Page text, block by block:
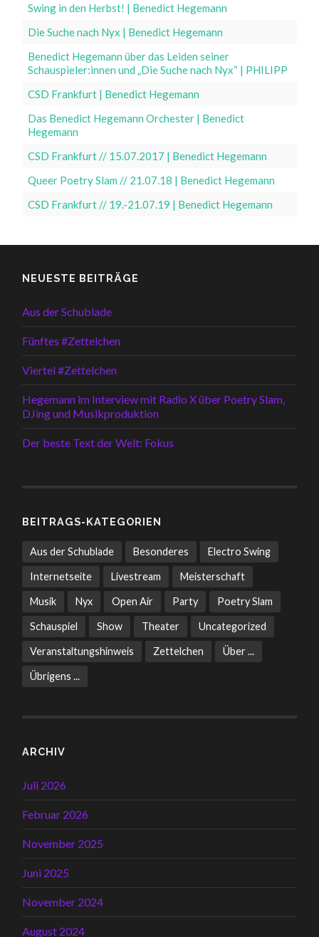
Swing in den Herbst! | Benedict Hegemann
Die Suche nach Nyx | Benedict Hegemann
Benedict Hegemann über das Leiden seiner
Schauspieler:innen und „Die Suche nach Nyx“ | PHILIPP
CSD Frankfurt | Benedict Hegemann
Das Benedict Hegemann Orchester | Benedict
Hegemann
CSD Frankfurt // 15.07.2017 | Benedict Hegemann
Queer Poetry Slam // 21.07.18 | Benedict Hegemann
CSD Frankfurt // 19.-21.07.19 | Benedict Hegemann
NEUESTE BEITRÄGE
Aus der Schublade
Fünftes #Zettelchen
Viertel #Zettelchen
Hegemann im Interview mit Radio X über Poetry Slam,
DJing und Musikproduktion
Der beste Text der Welt: Fokus
BEITRAGS-KATEGORIEN
Aus der Schublade Besonderes Electro Swing
Internetseite Livestream Meisterschaft
Musik Nyx Open Air Party Poetry Slam
Schauspiel Show Theater Uncategorized
Veranstaltungshinweis Zettelchen Über ...
Übrigens ...
ARCHIV
Juli 2026
Februar 2026
November 2025
Juni 2025
November 2024
August 2024